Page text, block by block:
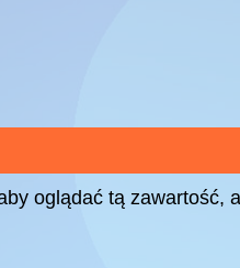
oglądać tą zawartość,